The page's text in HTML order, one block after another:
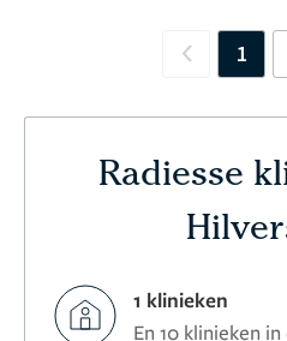
Previous
1
Radiesse
1 klinieken
En 10 klinieken